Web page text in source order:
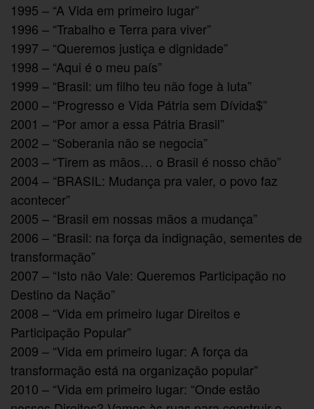
1995 – “A Vida em primeiro lugar”
1996 – “Trabalho e Terra para viver”
1997 – “Queremos justiça e dignidade”
1998 – “Aqui é o meu país”
1999 – “Brasil: um filho teu não foge à luta”
2000 – “Progresso e Vida Pátria sem Dívida$”
2001 – “Por amor a essa Pátria Brasil”
2002 – “Soberania não se negocia”
2003 – “Tirem as mãos… o Brasil é nosso chão”
2004 – “BRASIL: Mudança pra valer, o povo faz
acontecer”
2005 – “Brasil em nossas mãos a mudança”
2006 – “Brasil: na força da indignação, sementes de
transformação”
2007 – “Isto não Vale: Queremos Participação no
Destino da Nação”
2008 – “Vida em primeiro lugar Direitos e
Participação Popular”
2009 – “Vida em primeiro lugar: A força da
transformação está na organização popular”
2010 – “Vida em primeiro lugar: “Onde estão